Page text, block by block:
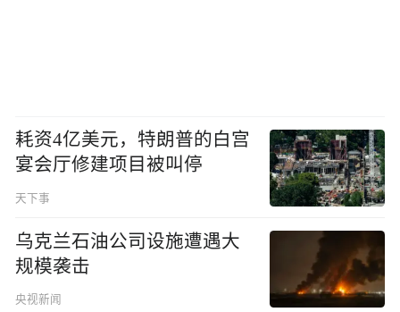
耗资4亿美元，特朗普的白宫
宴会厅修建项目被叫停
天下事
乌克兰石油公司设施遭遇大
规模袭击
央视新闻